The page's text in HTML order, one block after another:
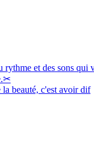
la beauté, c'est avoir dif